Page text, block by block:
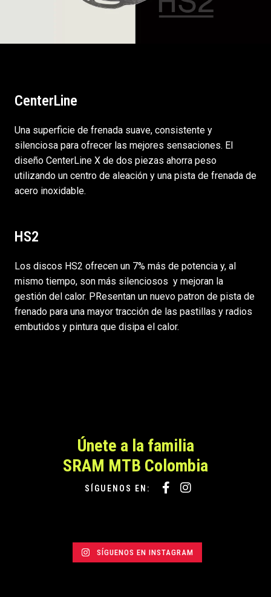
CenterLine
Una superficie de frenada suave, consistente y
silenciosa para ofrecer las mejores sensaciones. El
diseño CenterLine X de dos piezas ahorra peso
utilizando un centro de aleación y una pista de frenada de
acero inoxidable.
HS2
Los discos HS2 ofrecen un 7% más de potencia y, al
mismo tiempo, son más silenciosos y mejoran la
gestión del calor. PResentan un nuevo patron de pista de
frenado para una mayor tracción de las pastillas y radios
embutidos y pintura que disipa el calor.
Únete a la familia
SRAM MTB Colombia
SÍGUENOS EN:
SÍGUENOS EN INSTAGRAM